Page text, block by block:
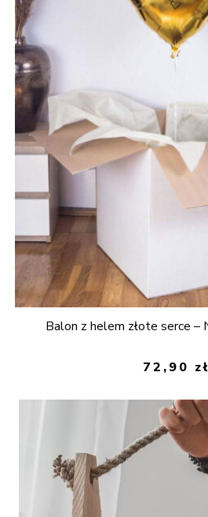
Balon z helem złote serce –
72,90 zł